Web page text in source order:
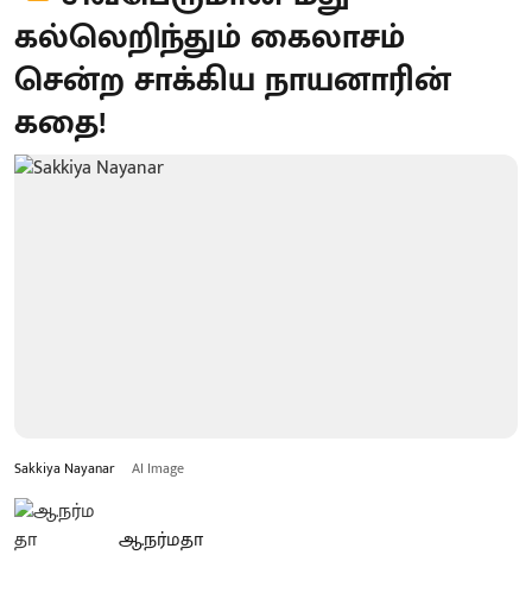
கல்லெறிந்தும் கைலாசம்
சென்ற சாக்கிய நாயனாரின்
கதை!
Sakkiya Nayanar AI Image
ஆ.நர்மதா